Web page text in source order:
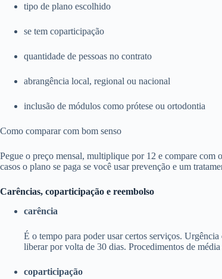
tipo de plano escolhido
se tem coparticipação
quantidade de pessoas no contrato
abrangência local, regional ou nacional
inclusão de módulos como prótese ou ortodontia
Como comparar com bom senso
Pegue o preço mensal, multiplique por 12 e compare
casos o plano se paga se você usar prevenção e um
Carências, coparticipação e reembolso
carência
É o tempo para poder usar certos serviços.
liberar por volta de 30 dias. Procedimentos de
coparticipação